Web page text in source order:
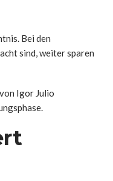
Bei den
sind, weiter sparen
Igor Julio